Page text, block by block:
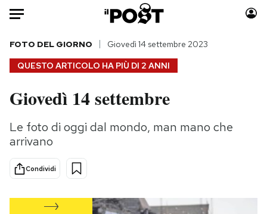
Auto
HOME
Italia
Politica
Internet
Cultura
Moda
Consumismi
Europa
QUESTO ARTICOLO HA PIÙ DI 2 ANNI
FOTO DEL GIORNO Giovedì 14 settembre 2023
Giovedì 14 settembre
Le foto di oggi dal mondo, man mano che
arrivano
Condividi